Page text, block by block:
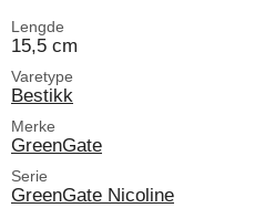
Lengde
15,5 cm
Varetype
Bestikk
Merke
GreenGate
Serie
GreenGate Nicoline